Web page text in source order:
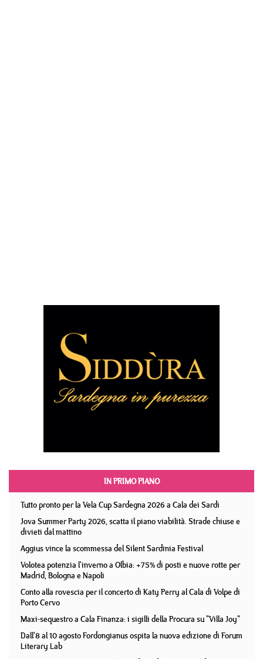
IN PRIMO PIANO
Tutto pronto per la Vela Cup Sardegna 2026 a Cala dei Sardi
Jova Summer Party 2026, scatta il piano viabilità. Strade chiuse e
divieti dal mattino
Aggius vince la scommessa del Silent Sardinia Festival
Volotea potenzia l'inverno a Olbia: +75% di posti e nuove rotte per
Madrid, Bologna e Napoli
Conto alla rovescia per il concerto di Katy Perry al Cala di Volpe di
Porto Cervo
Maxi-sequestro a Cala Finanza: i sigilli della Procura su "Villa Joy"
Dall'8 al 10 agosto Fordongianus ospita la nuova edizione di Forum
Literary Lab